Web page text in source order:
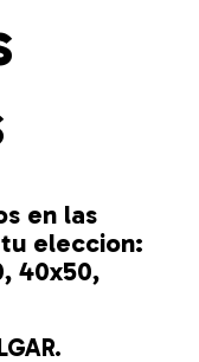
en las
eleccion:
40x50,